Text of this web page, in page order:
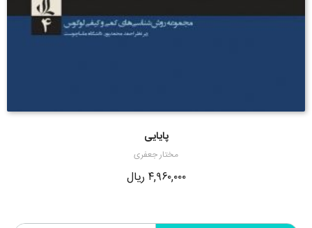
پایایی
مختار جعفری
۴,۹۶۰,۰۰۰ ریال